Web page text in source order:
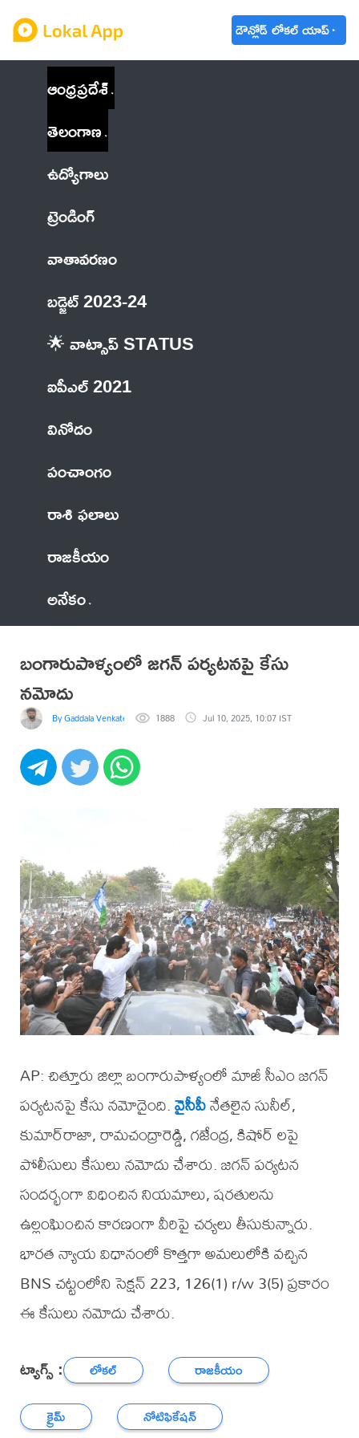
డౌన్లోడ్ లోకల్ యాప్
ఆంధ్రప్రదేశ్
తెలంగాణ
ఉద్యోగాలు
ట్రెండింగ్
వాతావరణం
బడ్జెట్ 2023-24
🌟 వాట్సాప్ STATUS
ఐపీఎల్ 2021
వినోదం
పంచాంగం
రాశి ఫలాలు
రాజకీయం
అనేకం
బంగారుపాళ్యంలో జగన్‌ పర్యటనపై కేసు
నమోదు
By Gaddala VenkateswaraRao1888 Jul 10, 2025, 10:07 IST
AP: చిత్తూరు జిల్లా బంగారుపాళ్యంలో మాజీ సీఎం జగన్‌
పర్యటనపై కేసు నమోదైంది.వైసీపీనేతలైన సునీల్‌,
కుమార్‌రాజా, రామచంద్రారెడ్డి, గజేంద్ర, కిషోర్‌ లపై
పోలీసులు కేసులు నమోదు చేశారు. జగన్‌ పర్యటన
సందర్భంగా విధించిన నియమాలు, షరతులను
ఉల్లంఘించిన కారణంగా వీరిపై చర్యలు తీసుకున్నారు.
భారత న్యాయ విధానంలో కొత్తగా అమలులోకి వచ్చిన
BNS చట్టంలోని సెక్షన్ 223, 126(1) r/w 3(5) ప్రకారం
ఈ కేసులు నమోదు చేశారు.
ట్యాగ్స్ : లోకల్
రాజకీయం
క్రైమ్
నోటిఫికేషన్